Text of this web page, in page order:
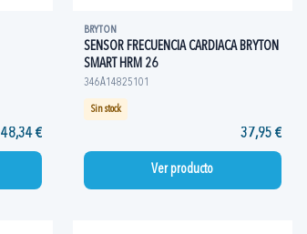
48,34 €
BRYTON
SENSOR FRECUENCIA CARDIACA BRYTON
SMART HRM 26
346A14825101
Sin stock
37,95 €
Ver producto